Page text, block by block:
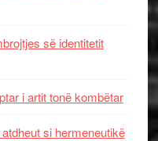
së identitetit
i artit tonë kombëtar
si hermeneutikë